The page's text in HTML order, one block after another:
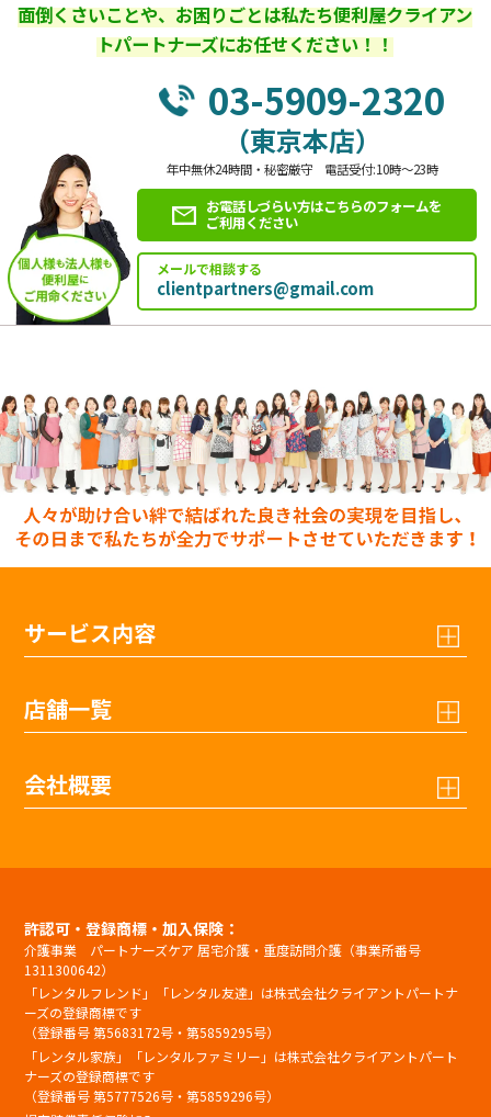
面倒くさいことや、お困りごとは私たち便利屋クライアン
トパートナーズにお任せください！！
03-5909-2320
（東京本店）
年中無休24時間・秘密厳守 電話受付:10時～23時
お電話しづらい方はこちらのフォームを
ご利用ください
メールで相談する
clientpartners@gmail.com
サービス内容
店舗一覧
会社概要
許認可・登録商標・加入保険：
介護事業 パートナーズケア 居宅介護・重度訪問介護（事業所番号
1311300642）
「レンタルフレンド」「レンタル友達」は株式会社クライアントパートナ
ーズの登録商標です
（登録番号 第5683172号・第5859295号）
「レンタル家族」「レンタルファミリー」は株式会社クライアントパート
ナーズの登録商標です
（登録番号 第5777526号・第5859296号）